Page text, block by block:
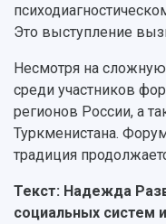
Это выступление
Несмотря на
среди участников
регионов России, а
Туркменистана.
традиция
Текст: Надежда
социальных систем